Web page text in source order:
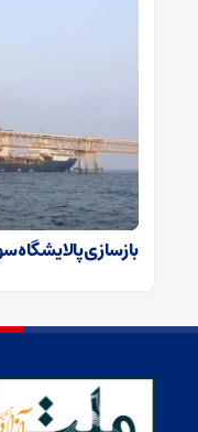
بازسازی